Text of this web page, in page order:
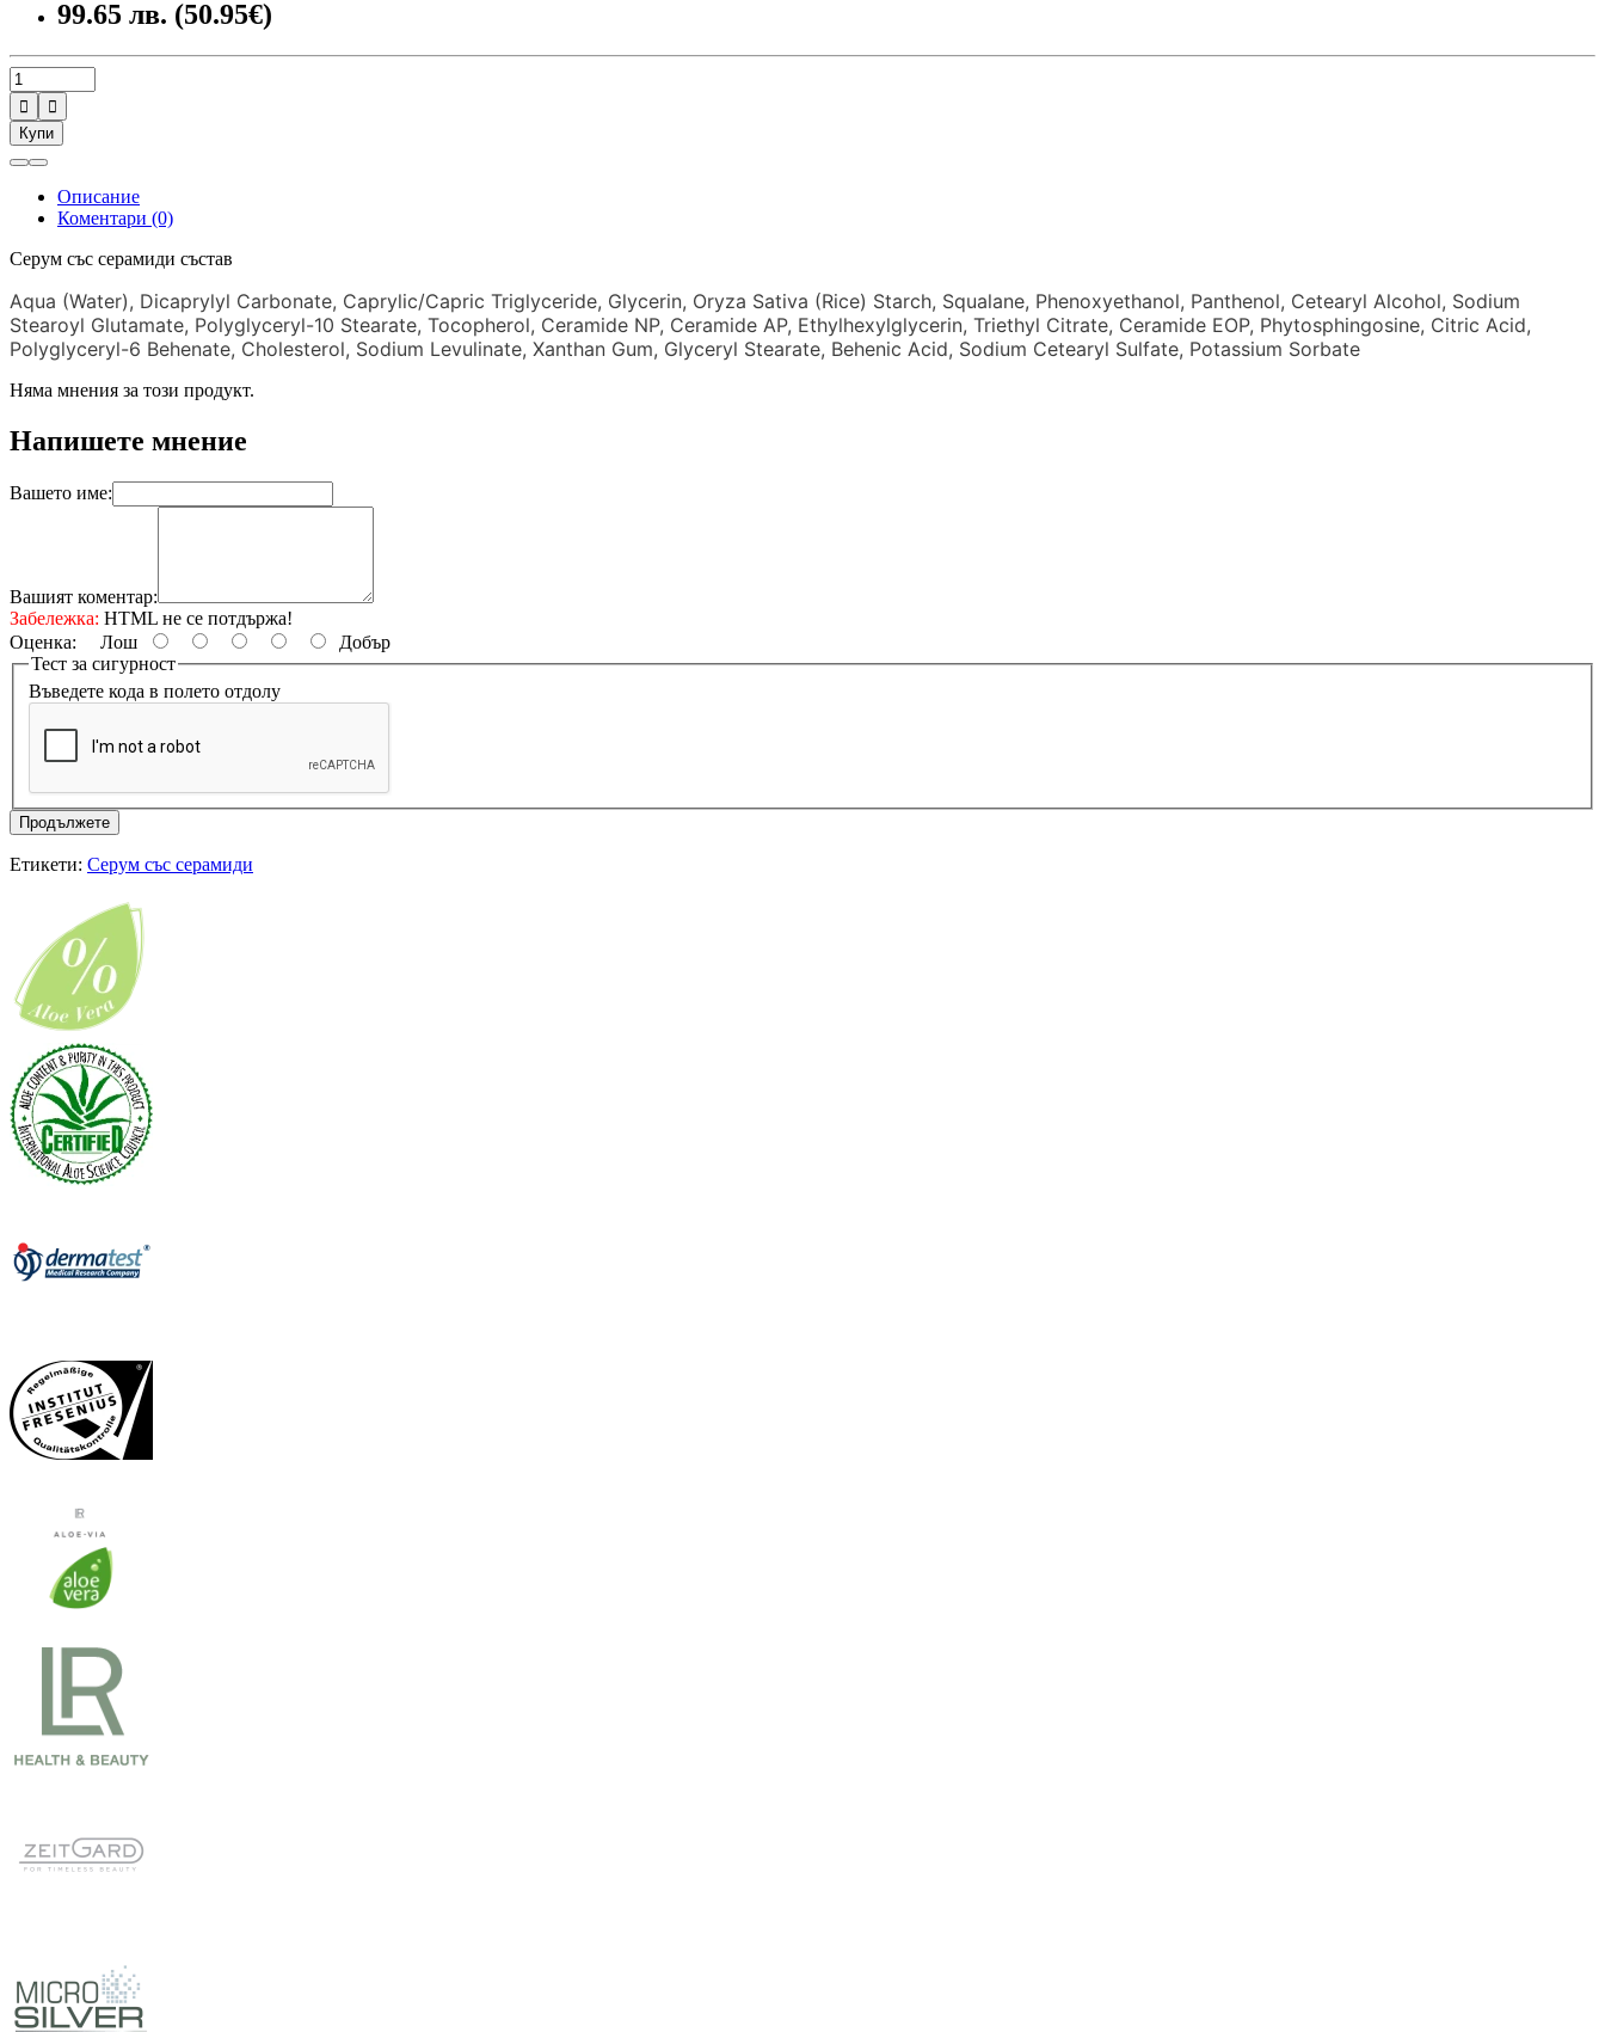
99.65 лв. (50.95€)


Купи
Описание
Коментари (0)
Серум със серамиди състав
Aqua (Water), Dicaprylyl Carbonate, Caprylic/Capric Triglyceride, Glycerin, Oryza Sativa (Rice) Starch, Squalane, Phenoxyethanol, Panthenol, Cetearyl Alcohol, Sodium
Stearoyl Glutamate, Polyglyceryl-10 Stearate, Tocopherol, Ceramide NP, Ceramide AP, Ethylhexylglycerin, Triethyl Citrate, Ceramide EOP, Phytosphingosine, Citric Acid,
Polyglyceryl-6 Behenate, Cholesterol, Sodium Levulinate, Xanthan Gum, Glyceryl Stearate, Behenic Acid, Sodium Cetearyl Sulfate, Potassium Sorbate
Няма мнения за този продукт.
Напишете мнение
Вашето име:
Вашият коментар:
Забележка: HTML не се потдържа!
Оценка: Лош
Добър
Тест за сигурност
Въведете кода в полето отдолу
Продължете
Етикети: Серум със серамиди